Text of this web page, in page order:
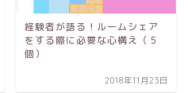
経験者が語る！ルームシェア
をする際に必要な心構え（５
個）
2018年11月23日